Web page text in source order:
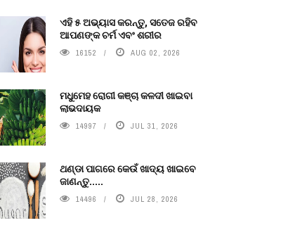
ଏହି ୫ ଅଭ୍ୟାସ କରନ୍ତୁ, ସତେଜ ରହିବ
ଆପଣଙ୍କ ଚର୍ମ ଏବଂ ଶରୀର
16152 AUG 02, 2026
ମଧୁମେହ ରୋଗୀ କଞ୍ଚା କଳଦୀ ଖାଇବା
ଲାଭଦାୟକ
14997 JUL 31, 2026
ଥଣ୍ଡା ପାଗରେ କେଉଁ ଖାଦ୍ୟ ଖାଇବେ
ଜାଣନ୍ତୁ.....
14496 JUL 28, 2026